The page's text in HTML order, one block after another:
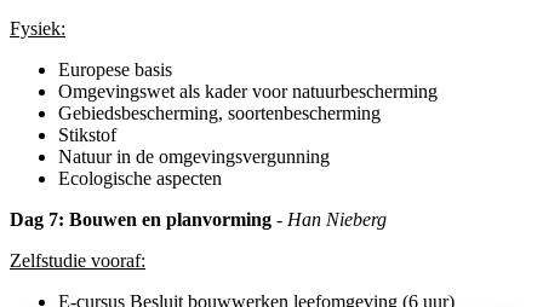
Fysiek:
Europese basis
Omgevingswet als kader voor natuurbescherming
Gebiedsbescherming, soortenbescherming
Stikstof
Natuur in de omgevingsvergunning
Ecologische aspecten
Dag 7: Bouwen en planvorming - Han Nieberg
Zelfstudie vooraf:
E-cursus Besluit bouwwerken leefomgeving (6 uur)